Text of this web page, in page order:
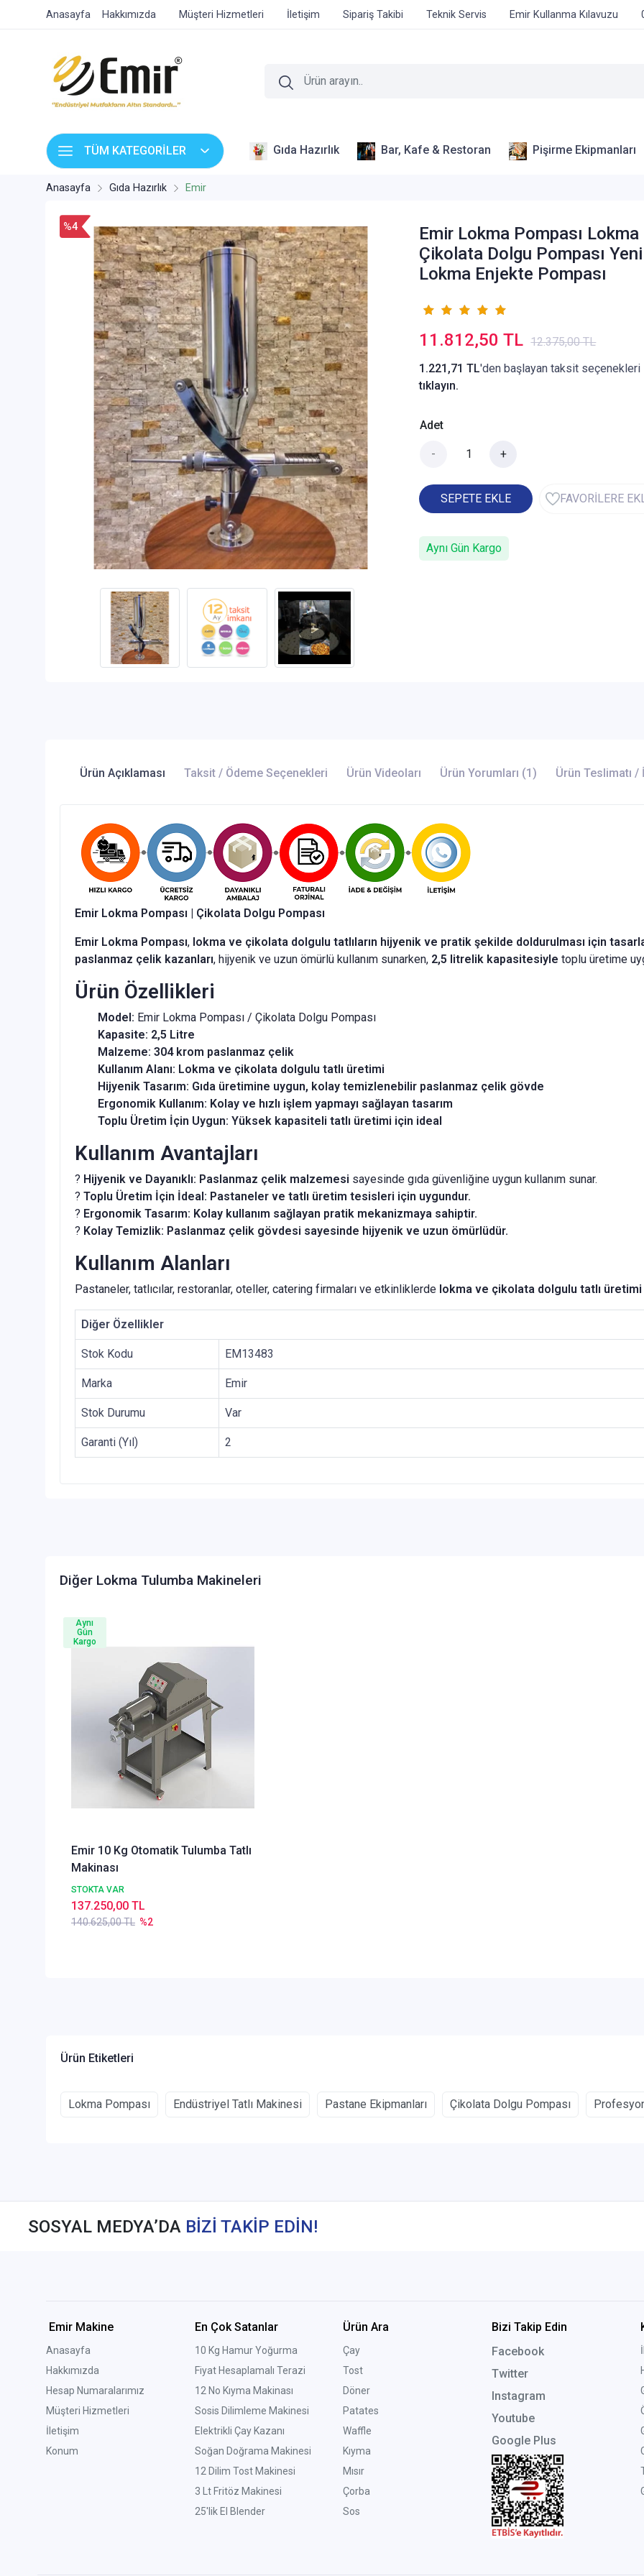
Anasayfa Hakkımızda Müşteri Hizmetleri İletişim Sipariş Takibi Teknik Servis Emir Kullanma Kılavuzu
TÜM KATEGORİLER Gıda Hazırlık Bar, Kafe & Restoran Pişirme Ekipmanları
Anasayfa Gıda Hazırlık Emir
%4
Emir Lokma Pompası Lokma
Çikolata Dolgu Pompası
Lokma Enjekte Pompası
11.812,50 TL 12.375,00 TL
1.221,71 TL'den başlayan taksit seçenekleri
tıklayın.
Adet
- +
SEPETE EKLE FAVORİLERE
Aynı Gün Kargo
Ürün Açıklaması Taksit / Ödeme Seçenekleri Ürün Videoları Ürün Yorumları (1) Ürün Teslimatı
Emir Lokma Pompası | Çikolata Dolgu Pompası
Emir Lokma Pompası, lokma ve çikolata dolgulu tatlıların hijyenik ve pratik şekilde doldurulması için
paslanmaz çelik kazanları, hijyenik ve uzun ömürlü kullanım sunarken, 2,5 litrelik kapasitesiyle toplu üretime
Ürün Özellikleri
Model: Emir Lokma Pompası / Çikolata Dolgu Pompası
Kapasite: 2,5 Litre
Malzeme: 304 krom paslanmaz çelik
Kullanım Alanı: Lokma ve çikolata dolgulu tatlı üretimi
Hijyenik Tasarım: Gıda üretimine uygun, kolay temizlenebilir paslanmaz çelik gövde
Ergonomik Kullanım: Kolay ve hızlı işlem yapmayı sağlayan tasarım
Toplu Üretim İçin Uygun: Yüksek kapasiteli tatlı üretimi için ideal
Kullanım Avantajları
? Hijyenik ve Dayanıklı: Paslanmaz çelik malzemesi sayesinde gıda güvenliğine uygun kullanım sunar.
? Toplu Üretim İçin İdeal: Pastaneler ve tatlı üretim tesisleri için uygundur.
? Ergonomik Tasarım: Kolay kullanım sağlayan pratik mekanizmaya sahiptir.
? Kolay Temizlik: Paslanmaz çelik gövdesi sayesinde hijyenik ve uzun ömürlüdür.
Kullanım Alanları
Pastaneler, tatlıcılar, restoranlar, oteller, catering firmaları ve etkinliklerde lokma ve çikolata dolgulu tatlı üretimi
Diğer Özellikler
Stok Kodu EM13483
Marka Emir
Stok Durumu Var
Garanti (Yıl) 2
Diğer Lokma Tulumba Makineleri
Emir 10 Kg Otomatik Tulumba Tatlı
Makinası
STOKTA VAR
140.625,00 TL %2
137.250,00 TL
Aynı
Gün
Kargo
Ürün Etiketleri
Lokma Pompası Endüstriyel Tatlı Makinesi Pastane Ekipmanları Çikolata Dolgu Pompası
SOSYAL MEDYA’DA BİZİ TAKİP EDİN!
Emir Makine
Anasayfa
Hakkımızda
Hesap Numaralarımız
Müşteri Hizmetleri
İletişim
Konum
En Çok Satanlar
10 Kg Hamur Yoğurma
Fiyat Hesaplamalı Terazi
12 No Kıyma Makinası
Sosis Dilimleme Makinesi
Elektrikli Çay Kazanı
Soğan Doğrama Makinesi
12 Dilim Tost Makinesi
3 Lt Fritöz Makinesi
25'lik El Blender
Ürün Ara
Çay
Tost
Döner
Patates
Waffle
Kıyma
Mısır
Çorba
Sos
Bizi Takip Edin
Facebook
Twitter
Instagram
Youtube
Google Plus